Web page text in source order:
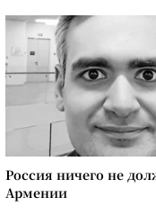
Россия ничего не
Армении